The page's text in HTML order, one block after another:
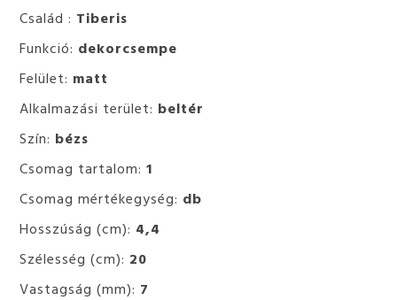
Család : Tiberis
Funkció: dekorcsempe
Felület: matt
Alkalmazási terület: beltér
Szín: bézs
Csomag tartalom:1
Csomag mértékegység: db
Hosszúság (cm): 4,4
Szélesség (cm): 20
Vastagság (mm): 7